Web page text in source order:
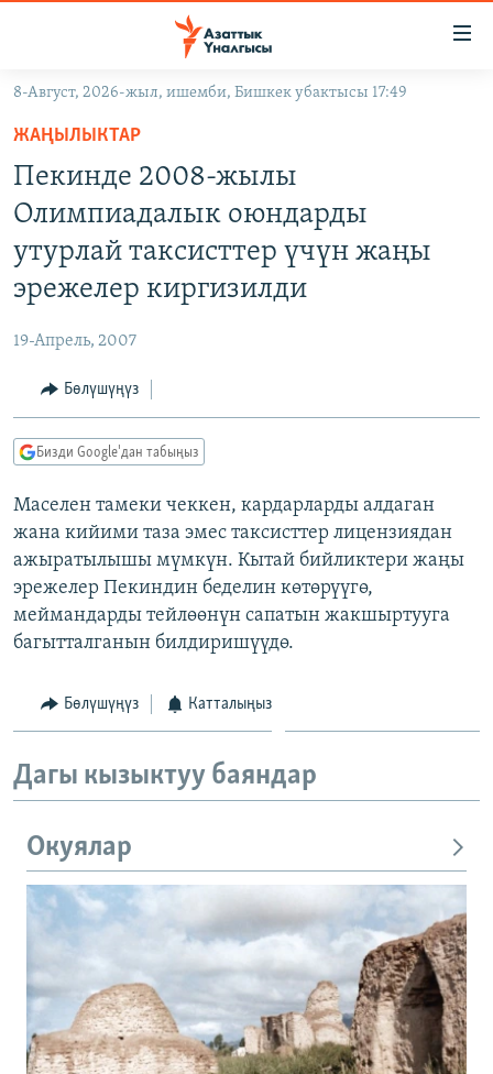
Навигацияга
өтүңүз
Издөөгө
салыңыз
БҮГҮН АЗАТТЫКТА
ЭКСПЕРТТЕР ТАЛДАЙТ
БИЗ ЖАНА ДҮЙНӨ
ЭЖЕ-СИҢДИЛЕР
АЗАТТЫК+
ЫҢГАЙСЫЗ СУРООЛОР
ПОДКАСТ
ӨЗГӨЧӨ ПИКИР
Русский
ОНЛАЙН ШЕРИНЕ
8-Август, 2026-жыл, ишемби, Бишкек убактысы 17:49
ЖАҢЫЛЫКТАР
Пекинде 2008-жылы
Олимпиадалык оюндарды
утурлай таксисттер үчүн жаңы
эрежелер киргизилди
19-Апрель, 2007
Бөлүшүңүз
Бизди Google'дан табыңыз
Маселен тамеки чеккен, кардарларды алдаган
жана кийими таза эмес таксисттер лицензиядан
ажыратылышы мүмкүн. Кытай бийликтери жаңы
эрежелер Пекиндин беделин көтөрүүгө,
меймандарды тейлөөнүн сапатын жакшыртууга
багытталганын билдиришүүдө.
Бөлүшүңүз Катталыңыз
Дагы кызыктуу баяндар
Окуялар